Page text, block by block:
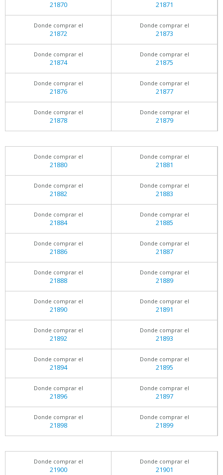
21870 21871
Donde comprar el
21872
Donde comprar el
21873
Donde comprar el
21874
Donde comprar el
21875
Donde comprar el
21876
Donde comprar el
21877
Donde comprar el
21878
Donde comprar el
21879
Donde comprar el
21880
Donde comprar el
21881
Donde comprar el
21882
Donde comprar el
21883
Donde comprar el
21884
Donde comprar el
21885
Donde comprar el
21886
Donde comprar el
21887
Donde comprar el
21888
Donde comprar el
21889
Donde comprar el
21890
Donde comprar el
21891
Donde comprar el
21892
Donde comprar el
21893
Donde comprar el
21894
Donde comprar el
21895
Donde comprar el
21896
Donde comprar el
21897
Donde comprar el
21898
Donde comprar el
21899
Donde comprar el
21900
Donde comprar el
21901